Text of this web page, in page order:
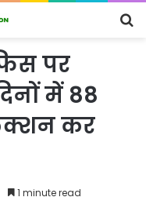
पर
में 88
कर
1 minute read